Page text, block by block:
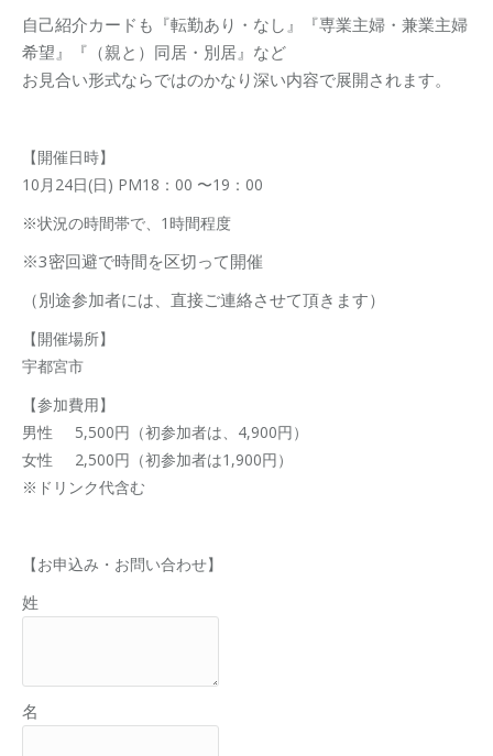
自己紹介カードも『転勤あり・なし』『専業主婦・兼業主婦
希望』『（親と）同居・別居』など
お見合い形式ならではのかなり深い内容で展開されます。
【開催日時】
10月24日(日) PM18：00 〜19：00
※状況の時間帯で、1時間程度
※3密回避で時間を区切って開催
（別途参加者には、直接ご連絡させて頂きます）
【開催場所】
宇都宮市
【参加費用】
男性 5,500円（初参加者は、4,900円）
女性 2,500円（初参加者は1,900円）
※ドリンク代含む
【お申込み・お問い合わせ】
姓
名